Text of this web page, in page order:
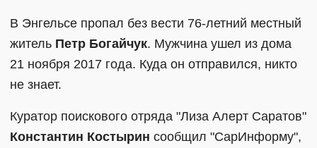
В Энгельсе пропал без вести 76-летний местный
житель Петр Богайчук. Мужчина ушел из дома
21 ноября 2017 года. Куда он отправился, никто
не знает.
Куратор поискового отряда "Лиза Алерт Саратов"
Константин Костырин сообщил "СарИнформу",